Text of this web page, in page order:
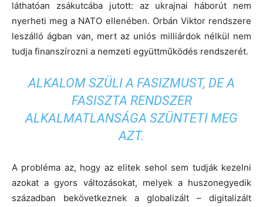
láthatóan zsákutcába jutott: az ukrajnai háborút nem
nyerheti meg a NATO ellenében. Orbán Viktor rendszere
leszálló ágban van, mert az uniós milliárdok nélkül nem
tudja finanszírozni a nemzeti együttműködés rendszerét.
ALKALOM SZÜLI A FASIZMUST, DE A
FASISZTA RENDSZER
ALKALMATLANSÁGA SZÜNTETI MEG
AZT.
A probléma az, hogy az elitek sehol sem tudják kezelni
azokat a gyors változásokat, melyek a huszonegyedik
században bekövetkeznek a globalizált – digitalizált